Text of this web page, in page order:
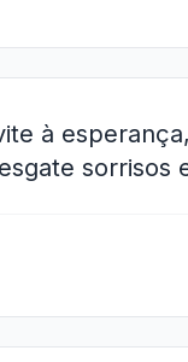
à
sorrisos